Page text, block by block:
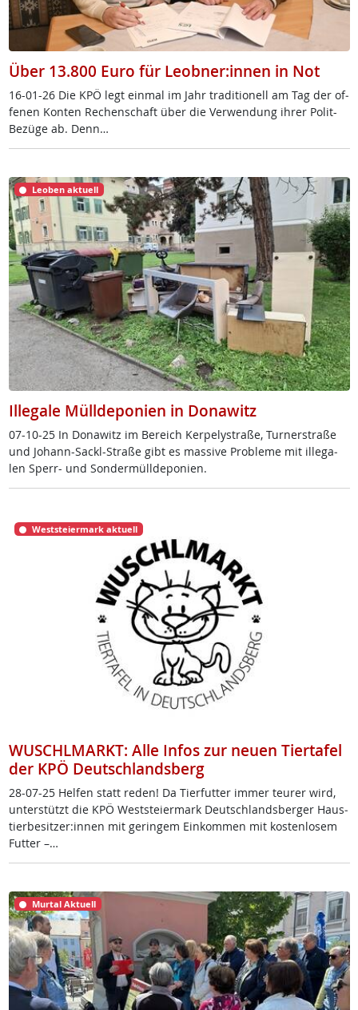
Über 13.800 Euro für Leobner:innen in Not
16-01-26 Die KPÖ legt ein­mal im Jahr tra­di­tio­nell am Tag der of­
fe­nen Kon­ten Re­chen­schaft über die Ver­wen­dung ih­rer Po­lit-
Be­zü­ge ab. Denn…
Leoben aktuell
Illegale Mülldeponien in Donawitz
07-10-25 In Do­na­witz im Be­reich Ker­pe­ly­stra­ße, Tur­ner­stra­ße
und Jo­hann-Sackl-Stra­ße gibt es mas­si­ve Pro­b­le­me mit il­le­ga­
len Sperr- und Son­der­müll­de­po­ni­en.
Weststeiermark aktuell
WUSCHLMARKT: Alle Infos zur neuen Tiertafel
der KPÖ Deutschlandsberg
28-07-25 Hel­fen statt re­den! Da Tier­fut­ter im­mer teu­rer wird,
un­ter­stützt die KPÖ West­s­tei­er­mark Deut­sch­lands­ber­ger Haus­
tier­be­sit­zer:in­nen mit ge­rin­gem Ein­kom­men mit kos­ten­lo­sem
Fut­ter –…
Murtal Aktuell